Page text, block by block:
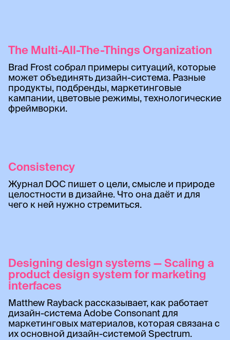
The Multi-All-The-Things Organization
Brad Frost собрал примеры ситуаций, которые
может объединять дизайн-система. Разные
продукты, подбренды, маркетинговые
кампании, цветовые режимы, технологические
фреймворки.
Consistency
Журнал DOC пишет о цели, смысле и природе
целостности в дизайне. Что она даёт и для
чего к ней нужно стремиться.
Designing design systems — Scaling a
product design system for marketing
interfaces
Matthew Rayback рассказывает, как работает
дизайн-система Adobe Consonant для
маркетинговых материалов, которая связана с
их основной дизайн-системой Spectrum.